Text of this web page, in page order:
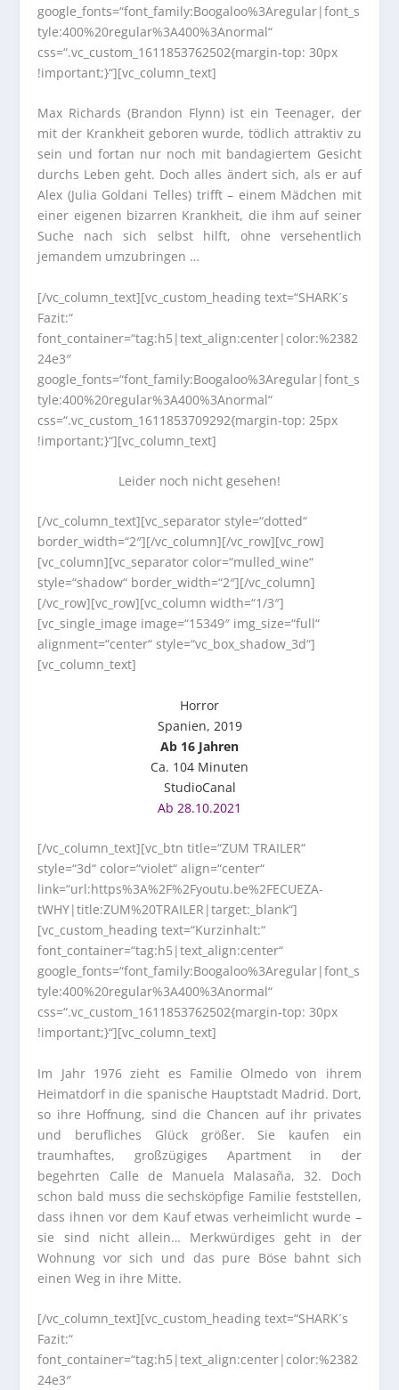
google_fonts=“font_family:Boogaloo%3Aregular|font_s
tyle:400%20regular%3A400%3Anormal“
css=“.vc_custom_1611853762502{margin-top: 30px
!important;}“][vc_column_text]
Max Richards (Brandon Flynn) ist ein Teenager, der
mit der Krankheit geboren wurde, tödlich attraktiv zu
sein und fortan nur noch mit bandagiertem Gesicht
durchs Leben geht. Doch alles ändert sich, als er auf
Alex (Julia Goldani Telles) trifft – einem Mädchen mit
einer eigenen bizarren Krankheit, die ihm auf seiner
Suche nach sich selbst hilft, ohne versehentlich
jemandem umzubringen …
[/vc_column_text][vc_custom_heading text=“SHARK´s
Fazit:“
font_container=“tag:h5|text_align:center|color:%2382
24e3″
google_fonts=“font_family:Boogaloo%3Aregular|font_s
tyle:400%20regular%3A400%3Anormal“
css=“.vc_custom_1611853709292{margin-top: 25px
!important;}“][vc_column_text]
Leider noch nicht gesehen!
[/vc_column_text][vc_separator style=“dotted“
border_width=“2″][/vc_column][/vc_row][vc_row]
[vc_column][vc_separator color=“mulled_wine“
style=“shadow“ border_width=“2″][/vc_column]
[/vc_row][vc_row][vc_column width=“1/3″]
[vc_single_image image=“15349″ img_size=“full“
alignment=“center“ style=“vc_box_shadow_3d“]
[vc_column_text]
Horror
Spanien, 2019
Ab 16 Jahren
Ca. 104 Minuten
StudioCanal
Ab 28.10.2021
[/vc_column_text][vc_btn title=“ZUM TRAILER“
style=“3d“ color=“violet“ align=“center“
link=“url:https%3A%2F%2Fyoutu.be%2FECUEZA-
tWHY|title:ZUM%20TRAILER|target:_blank“]
[vc_custom_heading text=“Kurzinhalt:“
font_container=“tag:h5|text_align:center“
google_fonts=“font_family:Boogaloo%3Aregular|font_s
tyle:400%20regular%3A400%3Anormal“
css=“.vc_custom_1611853762502{margin-top: 30px
!important;}“][vc_column_text]
Im Jahr 1976 zieht es Familie Olmedo von ihrem
Heimatdorf in die spanische Hauptstadt Madrid. Dort,
so ihre Hoffnung, sind die Chancen auf ihr privates
und berufliches Glück größer. Sie kaufen ein
traumhaftes, großzügiges Apartment in der
begehrten Calle de Manuela Malasaña, 32. Doch
schon bald muss die sechsköpfige Familie feststellen,
dass ihnen vor dem Kauf etwas verheimlicht wurde –
sie sind nicht allein… Merkwürdiges geht in der
Wohnung vor sich und das pure Böse bahnt sich
einen Weg in ihre Mitte.
[/vc_column_text][vc_custom_heading text=“SHARK´s
Fazit:“
font_container=“tag:h5|text_align:center|color:%2382
24e3″